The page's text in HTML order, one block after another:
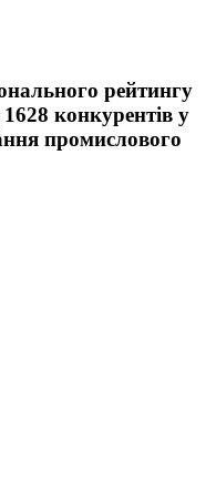
рейтингу
конкурентів у
промислового